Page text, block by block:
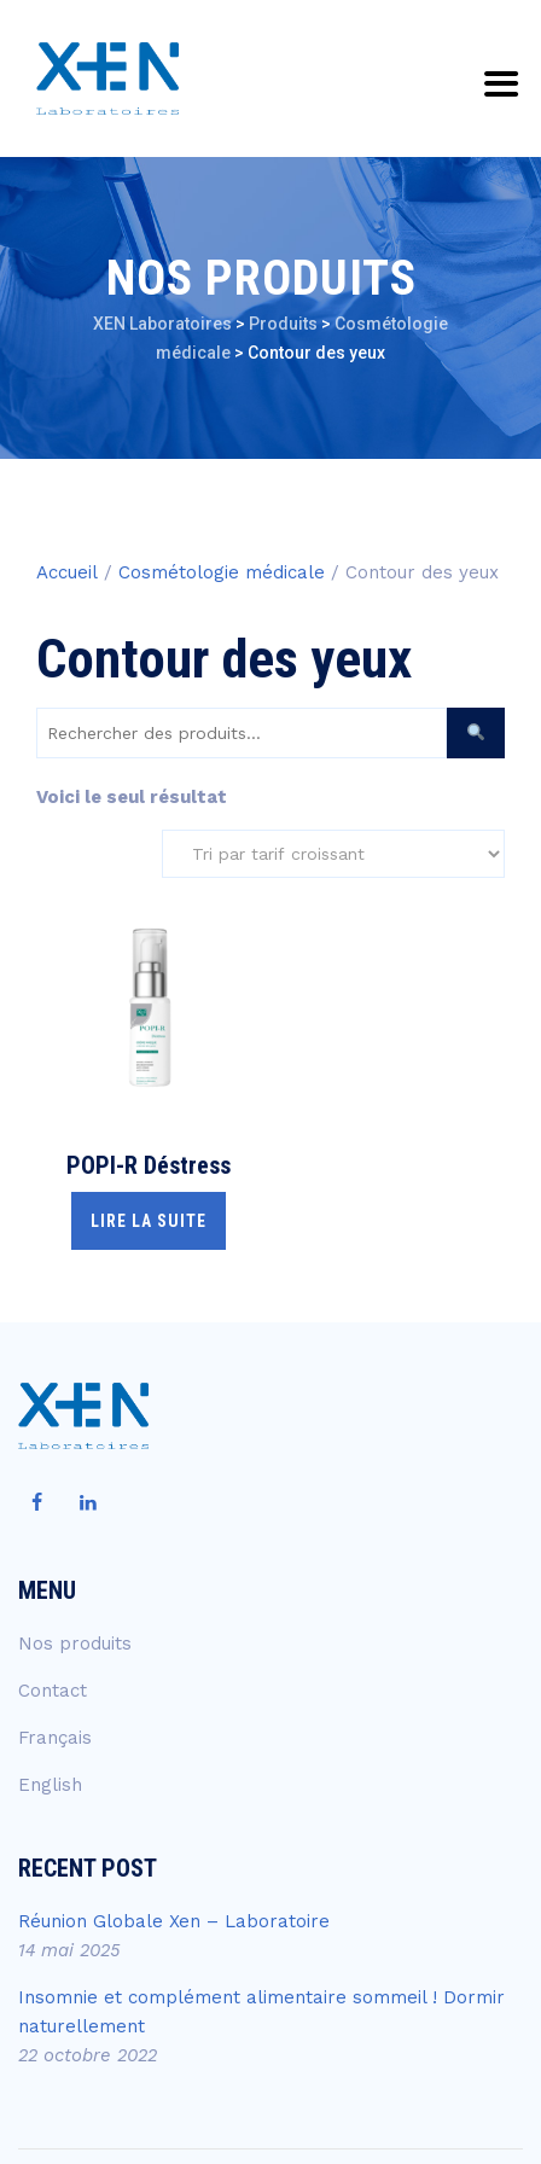
NOS PRODUITS
XEN Laboratoires> Produits> Cosmétologie
médicale > Contour des yeux
Accueil / Cosmétologie médicale / Contour des yeux
Contour des yeux
Voici le seul résultat
POPI-R Déstress
LIRE LA SUITE
MENU
Nos produits
Contact
Français
English
RECENT POST
Réunion Globale Xen – Laboratoire
14 mai 2025
Insomnie et complément alimentaire sommeil ! Dormir
naturellement
22 octobre 2022